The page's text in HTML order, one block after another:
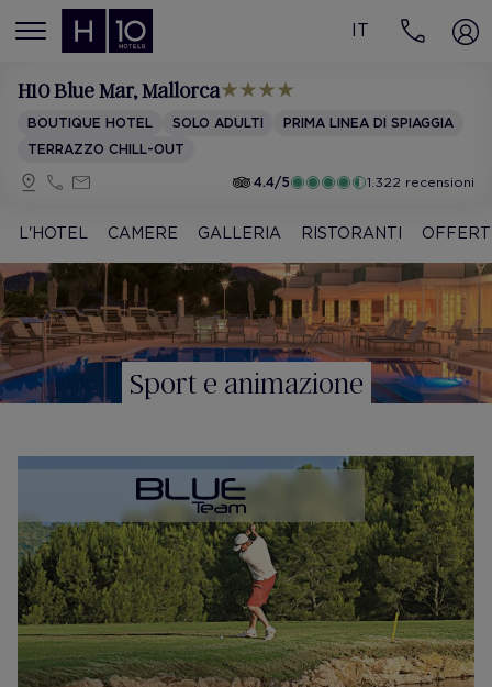
MENÚ
IT
H10 Blue Mar, Mallorca
BOUTIQUE HOTEL SOLO ADULTI
PRIMA LINEA DI SPIAGGIA
TERRAZZO CHILL-OUT
4.4/5
1.322 recensioni
L'HOTEL CAMERE GALLERIA RISTORANTI
Sport e animazione